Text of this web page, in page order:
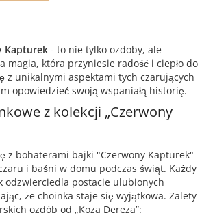
Kapturek - to nie tylko ozdoby, ale
magia, która przyniesie radość i ciepło do
z unikalnymi aspektami tych czarujących
opowiedzieć swoją wspaniałą historię.
z kolekcji „Czerwony
z bohaterami bajki "Czerwony Kapturek"
i baśni w domu podczas świąt. Każdy
odzwierciedla postacie ulubionych
że choinka staje się wyjątkowa. Zalety
ozdób od „Koza Dereza”: